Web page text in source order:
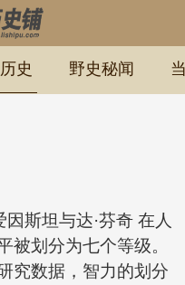
史 野史秘闻
斯坦与达·芬奇 在人
被划分为七个等级。
究数据，智力的划分